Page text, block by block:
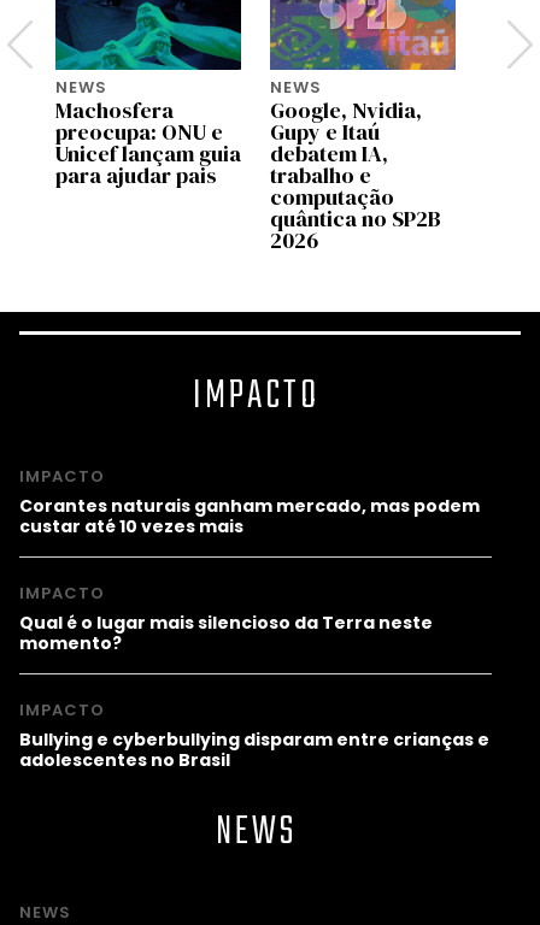
NEWS
Machosfera
preocupa: ONU e
Unicef lançam guia
para ajudar pais
NEWS
Google, Nvidia,
Gupy e Itaú
debatem IA,
trabalho e
computação
quântica no SP2B
2026
IMPACTO
IMPACTO
Corantes naturais ganham mercado, mas podem
custar até 10 vezes mais
IMPACTO
Qual é o lugar mais silencioso da Terra neste
momento?
IMPACTO
Bullying e cyberbullying disparam entre crianças e
adolescentes no Brasil
NEWS
NEWS